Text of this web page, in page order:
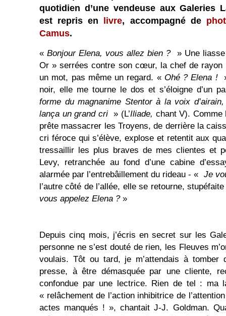
quotidien d’une vendeuse aux Galeries
est repris en livre, accompagné de
Camus.
«Bonjour Elena, vous allez bien ?
» Une
Or » serrées contre son cœur, la chef de rayon
un mot, pas même un regard. « Ohé ? Elena !
noir, elle me tourne le dos et s’éloigne d’un
forme du magnanime Stentor à la voix
lança un grand cri » (L’Iliade, chant V).
prête massacrer les Troyens, de derrière la
cri féroce qui s’élève, explose et retentit aux
tressaillir les plus braves de mes clientes et
Levy, retranchée au fond d’une cabine
alarmée par l’entrebâillement du rideau - « Je
l’autre côté de l’allée, elle se retourne,
vous appelez Elena ?»
Depuis cinq mois, j’écris en secret sur les
personne ne s’est douté de rien, les Fleuves
voulais. Tôt ou tard, je m’attendais à
presse, à être démasquée par une cliente,
confondue par une lectrice. Rien de tel : ma
« relâchement de l’action inhibitrice de
actes manqués ! », chantait J-J. Goldman.